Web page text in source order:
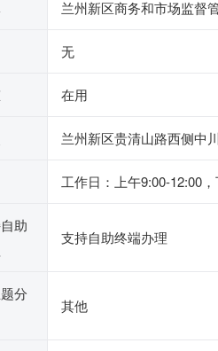
兰州新区商务和市场监督
无
在用
兰州新区贵清山路西侧中
工作日：上午9:00-12:00
助
支持自助终端办理
分
其他